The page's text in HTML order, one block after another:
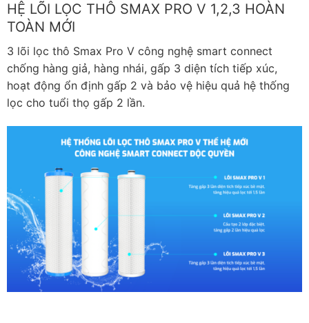
HỆ LÕI LỌC THÔ SMAX PRO V 1,2,3 HOÀN
TOÀN MỚI
3 lõi lọc thô Smax Pro V công nghệ smart connect
chống hàng giả, hàng nhái, gấp 3 diện tích tiếp xúc,
hoạt động ổn định gấp 2 và bảo vệ hiệu quả hệ thống
lọc cho tuổi thọ gấp 2 lần.